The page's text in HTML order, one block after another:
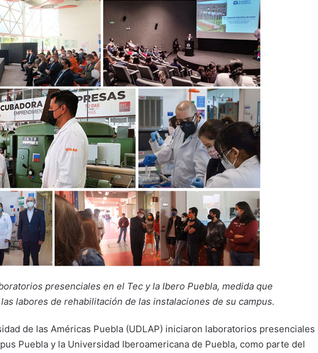
presenciales en el Tec y la Ibero Puebla, medida que
labores de rehabilitación de las instalaciones de su campus.
de las Américas Puebla (UDLAP) iniciaron laboratorios presenciales
Puebla y la Universidad Iberoamericana de Puebla, como parte del